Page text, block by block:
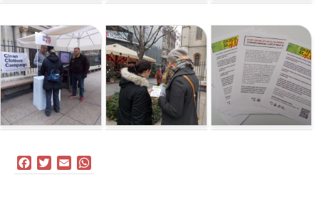
Facebook
TwitterEmail